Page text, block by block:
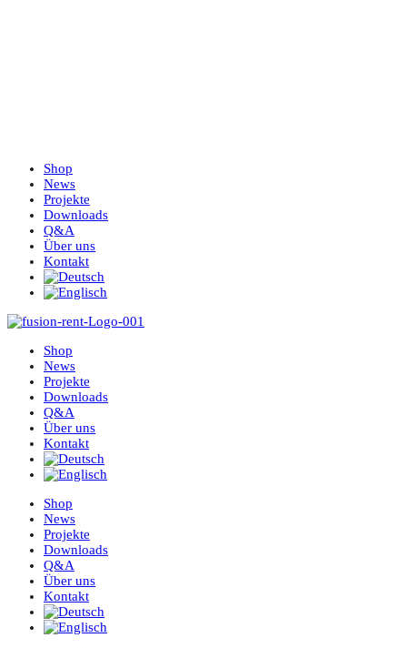
Shop
News
Projekte
Downloads
Q&A
Über uns
Kontakt
Shop
News
Projekte
Downloads
Q&A
Über uns
Kontakt
Shop
News
Projekte
Downloads
Q&A
Über uns
Kontakt